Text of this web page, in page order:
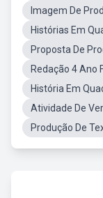
Imagem De
Histórias Em
Proposta De
Redação 4 Ano
História Em
Atividade De
Produção De